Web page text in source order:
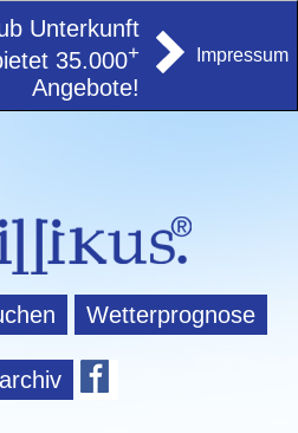
Unterkunft
35.000+
Angebote!
Impressum
Wetterprognose